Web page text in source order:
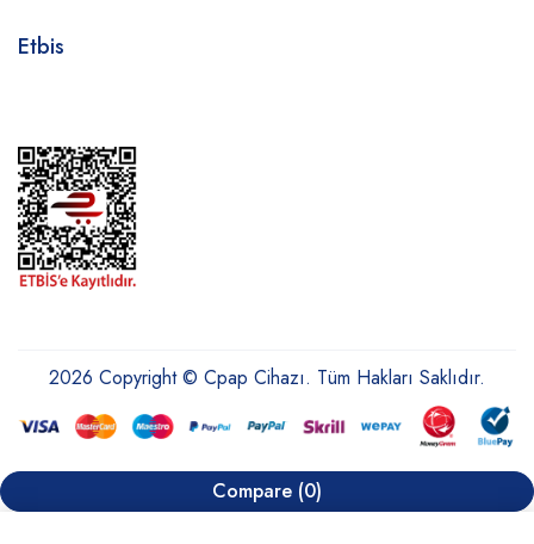
Etbis
2026 Copyright © Cpap Cihazı. Tüm Hakları Saklıdır.
Compare (0)